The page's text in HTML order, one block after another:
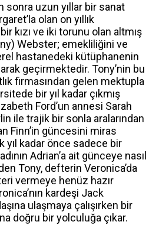
sonra uzun yıllar bir sanat
olan on yıllık
kızı ve iki torunu olan altmış
Webster; emekliliğini ve
hastanedeki kütüphanenin
geçirmektedir. Tony’nin bu
firmasından gelen mektupla
bir yıl kadar çıkmış
Ford’un annesi Sarah
ile trajik bir sonla aralarından
Finn’in güncesini miras
yıl kadar önce sadece bir
Adrian’a ait günceye nasıl
Tony, defterin Veronica’da
vermeye henüz hazır
kardeşi Jack
ulaşmaya çalışırken bir
doğru bir yolculuğa çıkar.